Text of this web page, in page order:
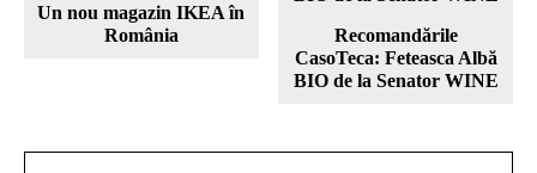
Un nou magazin IKEA în
România
Recomandările
CasoTeca: Feteasca Albă
BIO de la Senator WINE